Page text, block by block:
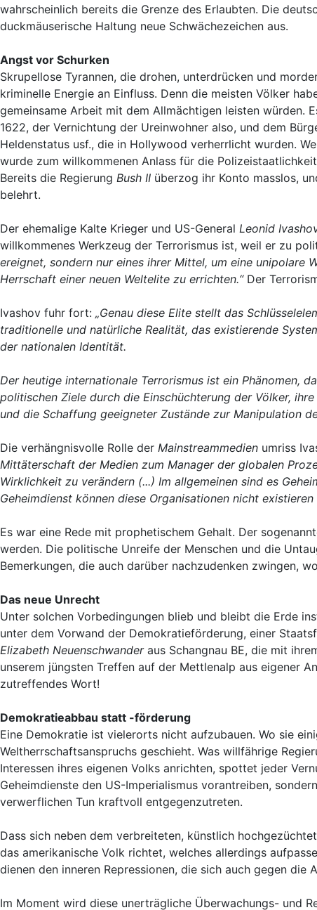
wahrscheinlich bereits die Grenze des Erlaubten. Die
duckmäuserische Haltung neue Schwächezeichen aus.
Angst vor Schurken
Skrupellose Tyrannen, die drohen, unterdrücken und
kriminelle Energie an Einfluss. Denn die meisten Völker
gemeinsame Arbeit mit dem Allmächtigen leisten würden.
1622, der Vernichtung der Ureinwohner also, und dem
Heldenstatus usf., die in Hollywood verherrlicht wurden.
wurde zum willkommenen Anlass für die
Bereits die Regierung Bush II überzog ihr Konto masslos,
belehrt.
Der ehemalige Kalte Krieger und US-General Leonid
willkommenes Werkzeug der Terrorismus ist, weil er zu
ereignet, sondern nur eines ihrer Mittel, um eine unipolare
Herrschaft einer neuen Weltelite zu errichten.“Der
Ivashov fuhr fort: „Genau diese Elite stellt das
traditionelle und natürliche Realität, das existierende
der nationalen Identität.
Der heutige internationale Terrorismus ist ein Phänomen,
politischen Ziele durch die Einschüchterung der Völker,
und die Schaffung geeigneter Zustände zur Manipulation
Die verhängnisvolle Rolle der Mainstreammedien umriss
Mittäterschaft der Medien zum Manager der globalen
Wirklichkeit zu verändern (...) Im allgemeinen sind es
Geheimdienst können diese Organisationen nicht
Es war eine Rede mit prophetischem Gehalt. Der
werden. Die politische Unreife der Menschen und die
Bemerkungen, die auch darüber nachzudenken zwingen,
Das neue Unrecht
Unter solchen Vorbedingungen blieb und bleibt die Erde
unter dem Vorwand der Demokratieförderung, einer
Elizabeth Neuenschwanderaus Schangnau BE, die mit
unserem jüngsten Treffen auf der Mettlenalp aus eigener
zutreffendes Wort!
Demokratieabbau statt -förderung
Eine Demokratie ist vielerorts nicht aufzubauen. Wo sie
Weltherrschaftsanspruchs geschieht. Was willfährige
Interessen ihres eigenen Volks anrichten, spottet jeder
Geheimdienste den US-Imperialismus vorantreiben,
verwerflichen Tun kraftvoll entgegenzutreten.
Dass sich neben dem verbreiteten, künstlich
das amerikanische Volk richtet, welches allerdings
dienen den inneren Repressionen, die sich auch gegen
Im Moment wird diese unerträgliche Überwachungs- und